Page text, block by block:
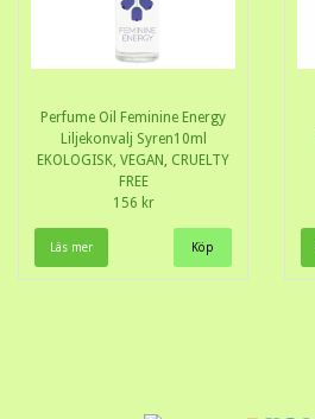
Perfume Oil Feminine Energy
Liljekonvalj Syren10ml
EKOLOGISK, VEGAN, CRUELTY
FREE
156 kr
Läs mer